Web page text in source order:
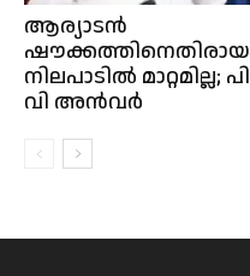
ആര്യാടൻ
ഷൗക്കത്തിനെതിരായ
നിലപാടിൽ മാറ്റമില്ല; പി
വി അൻവർ